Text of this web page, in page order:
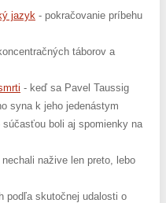
jazyk - pokračovanie príbehu
táborov a
- keď sa Pavel Taussig
syna k jeho jedenástym
boli aj spomienky na
nažive len preto, lebo
podľa skutočnej udalosti o